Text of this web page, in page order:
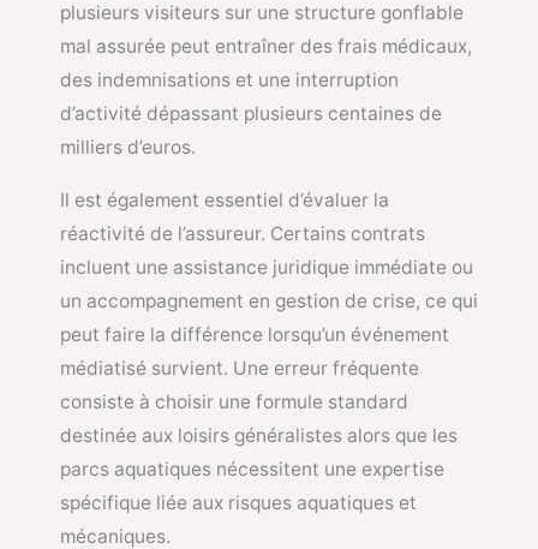
plusieurs visiteurs sur une structure gonflable
mal assurée peut entraîner des frais médicaux,
des indemnisations et une interruption
d’activité dépassant plusieurs centaines de
milliers d’euros.
Il est également essentiel d’évaluer la
réactivité de l’assureur. Certains contrats
incluent une assistance juridique immédiate ou
un accompagnement en gestion de crise, ce qui
peut faire la différence lorsqu’un événement
médiatisé survient. Une erreur fréquente
consiste à choisir une formule standard
destinée aux loisirs généralistes alors que les
parcs aquatiques nécessitent une expertise
spécifique liée aux risques aquatiques et
mécaniques.